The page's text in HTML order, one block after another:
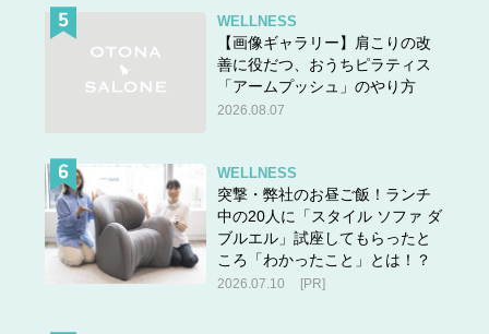
WELLNESS
【画像ギャラリー】肩こりの改
善に役だつ、おうちピラティス
「アームプッシュ」のやり方
2026.08.07
WELLNESS
突撃・弊社のお昼ご飯！ランチ
中の20人に「スタイル ソファ ダ
ブルエル」試座してもらったと
ころ「わかったこと」とは！？
2026.07.10 [PR]